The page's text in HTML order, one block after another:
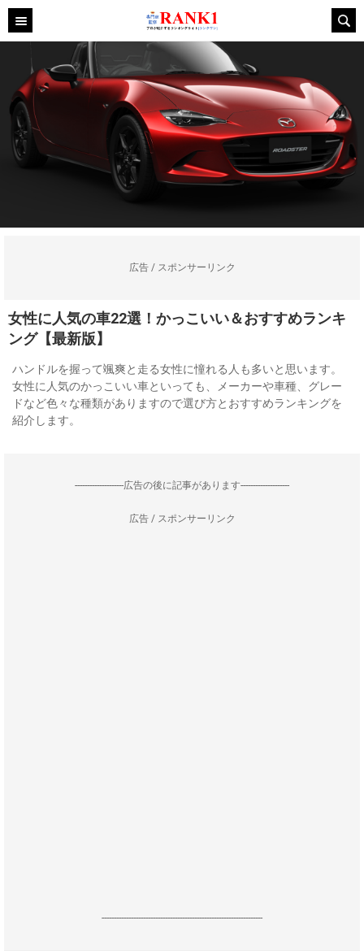
広告 / スポンサーリンク
女性に人気の車22選！かっこいい＆おすすめランキ
ング【最新版】
ハンドルを握って颯爽と走る女性に憧れる人も多いと思います。
女性に人気のかっこいい車といっても、メーカーや車種、グレー
ドなど色々な種類がありますので選び方とおすすめランキングを
紹介します。
--------------------広告の後に記事があります--------------------
広告 / スポンサーリンク
------------------------------------------------------------------